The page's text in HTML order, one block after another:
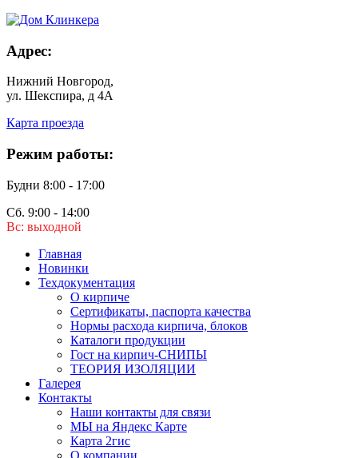
Адрес:
Нижний Новгород,
ул. Шекспира, д 4А
Карта проезда
Режим работы:
Будни 8:00 - 17:00
Сб. 9:00 - 14:00
Вс: выходной
Главная
Новинки
Техдокументация
О кирпиче
Сертификаты, паспорта качества
Нормы расхода кирпича, блоков
Каталоги продукции
Гост на кирпич-СНИПЫ
ТЕОРИЯ ИЗОЛЯЦИИ
Галерея
Контакты
Наши контакты для связи
МЫ на Яндекс Карте
Карта 2гис
О компании